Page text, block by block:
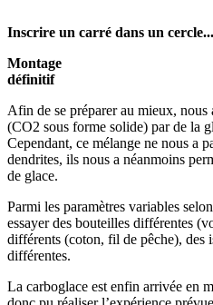
Inscrire un carré dans un cercle...
Montage
définitif
Afin de se préparer au mieux, nous
(CO2 sous forme solide) par de la
Cependant, ce mélange ne nous a
dendrites, ils nous a néanmoins
de glace.
Parmi les paramètres variables
essayer des bouteilles différentes
différents (coton, fil de pêche), des
différentes.
La carboglace est enfin arrivée en